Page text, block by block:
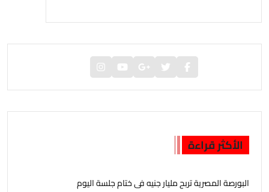
الأكثر قراءة
البورصة المصرية تربح مليار جنيه فى ختام جلسة اليوم